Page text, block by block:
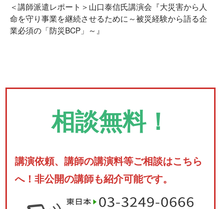
＜講師派遣レポート＞山口泰信氏講演会『大災害から人
命を守り事業を継続させるために～被災経験から語る企
業必須の「防災BCP」～』
相談無料！
講演依頼、講師の講演料等ご相談はこちら
へ！非公開の講師も紹介可能です。